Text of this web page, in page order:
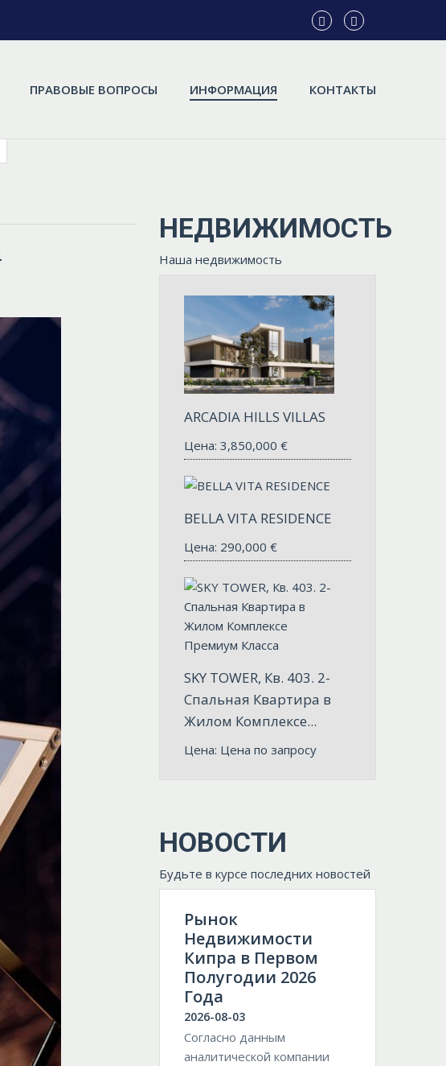
ПРАВОВЫЕ ВОПРОСЫ ИНФОРМАЦИЯ КОНТАКТЫ
НЕДВИЖИМОСТЬ
Наша недвижимость
ARCADIA HILLS VILLAS
Цена: 3,850,000 €
BELLA VITA RESIDENCE
Цена: 290,000 €
SKY TOWER, Кв. 403. 2-
Спальная Квартира в
Жилом Комплексе...
Цена: Цена по запросу
НОВОСТИ
Будьте в курсе последних новостей
Рынок
Недвижимости
Кипра в Первом
Полугодии 2026
Года
2026-08-03
Согласно данным
аналитической компании